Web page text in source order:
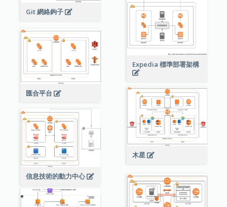
Git 網絡鉤子
Expedia 標準部署架構
匯合平台
木星
信息技術的動力中心